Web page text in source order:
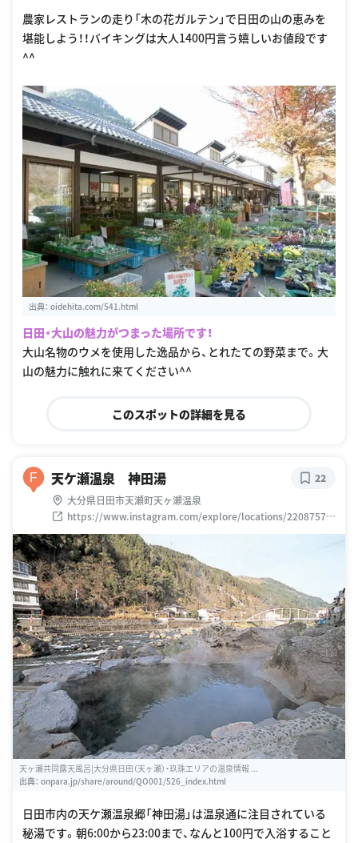
農家レストランの走り「木の花ガルテン」で日田の山の恵みを
堪能しよう！！バイキングは大人1400円言う嬉しいお値段です
^^
出典： oidehita.com/541.html
日田・大山の魅力がつまった場所です！
大山名物のウメを使用した逸品から、とれたての野菜まで。大
山の魅力に触れに来てください^^
このスポットの詳細を見る
F 天ケ瀬温泉 神田湯
大分県日田市天瀬町天ヶ瀬温泉
https://www.instagram.com/explore/locations/22087573
0
22
天ヶ瀬共同露天風呂|大分県日田（天ヶ瀬）・玖珠エリアの温泉情報 ...
出典： onpara.jp/share/around/QO001/526_index.html
日田市内の天ケ瀬温泉郷「神田湯」は温泉通に注目されている
秘湯です。朝6:00から23:00まで、なんと100円で入浴すること